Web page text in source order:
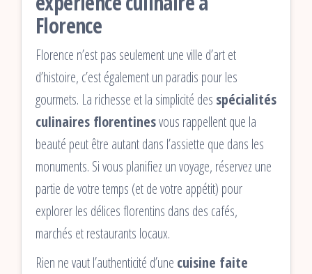
Florence
Florence n’est pas seulement une ville d’art et
d’histoire, c’est également un paradis pour les
gourmets. La richesse et la simplicité des spécialités
culinaires florentinesvous rappellent que la
beauté peut être autant dans l’assiette que dans les
monuments. Si vous planifiez un voyage, réservez une
partie de votre temps (et de votre appétit) pour
explorer les délices florentins dans des cafés,
marchés et restaurants locaux.
Rien ne vaut l’authenticité d’une cuisine faite